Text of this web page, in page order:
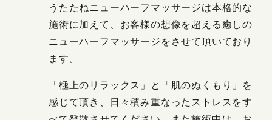
うたたねニューハーフマッサージは本格的な
施術に加えて、お客様の想像を超える癒しの
ニューハーフマッサージをさせて頂いており
ます。
「極上のリラックス」と「肌のぬくもり」を
感じて頂き、日々積み重なったストレスをす